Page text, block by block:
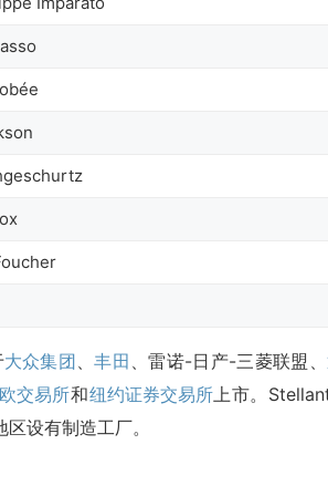
大众集团 、丰田 、雷诺-日产-三菱联盟、
交易所和纽约证券交易所上市。
设有制造工厂。